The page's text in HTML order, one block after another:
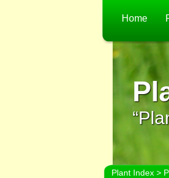
Home
Plant Index>